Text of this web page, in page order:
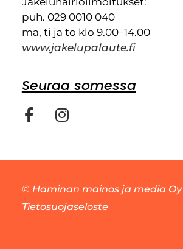
puh. 029 0010 040
ma, ti ja to klo 9.00–14.00
www.jakelupalaute.fi
Seuraa somessa
© Haminan mainos ja media Oy
Tietosuojaseloste